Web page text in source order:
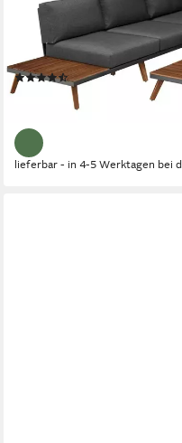
Gartenlounge-Set Athen,
cm, inkl. Sitz- und
Akazienholz, FSC 100%,
(64)
1.025,42 € 2.653,90 €
lieferbar - in 4-5 Werktagen bei